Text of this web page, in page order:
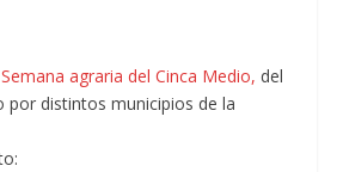
agraria del Cinca Medio, del
por distintos municipios de la